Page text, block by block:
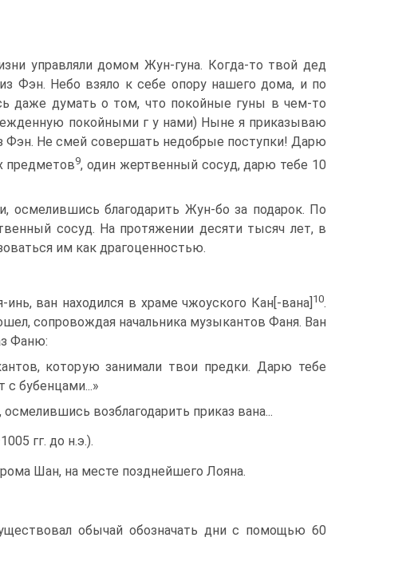
управляли домом Жун-гуна. Когда-то твой дед
Фэн. Небо взяло к себе опору нашего дома, и по
даже ду­мать о том, что покойные гуны в чем-то
покойными г у нами) Ныне я при­казываю
Фэн. Не смей совершать недобрые поступки! Дарю
предметов9, один жертвенный сосуд, дарю тебе 10
осмелив­шись благодарить Жун-бо за подарок. По
сосуд. На протяжении десяти тысяч лет, в
им как драгоценностью.
ван на­ходился в храме чжоуского Кан[-вана] 10.
сопровождая начальника музыкан­тов Фаня. Ван
Фаню:
кото­рую занимали твои предки. Дарю тебе
бубенцами...»
возблагодарить приказ вана...
гг. до н.э.).
Шан, на месте позднейшего Лояна.
обычай обо­значать дни с помощью 60